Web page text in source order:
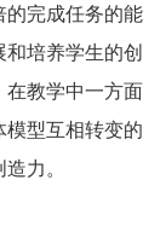
的完成任务的能
培养学生的创
在教学中一方面
型互相转变的
力。